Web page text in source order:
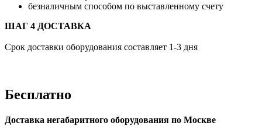
безналичным способом по выставленному счету
ШАГ 4 ДОСТАВКА
Срок доставки оборудования составляет 1-3 дня
Бесплатно
Доставка негабаритного оборудования по Москве